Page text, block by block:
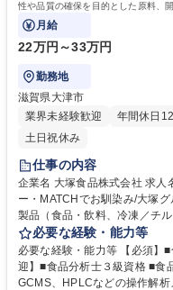
性や品質の確保を目的とした原料、
と品質を両立させる「最後の砦」とし
月給
22万円～33万円
勤務地
滋賀県大津市
業界未経験歓迎
年間休日
土日祝休み
仕事の内容
企業名 大塚食品株式会社 求人名 【滋賀/理化学分析スタッフ】ボンカレ
ー・MATCHでお馴染み/大塚グループの中核 仕事の
製品（食品・飲料、冷凍／チ
や品質の確保を目的とした原
製品の安全性と品質を両立させる「最
く判断でブランド価値を守る
成分分析（３大栄養素、食物
必要な経験・能力等
必要な経験・能力等 【必須】
迎】■食品分析士３級資格 ■食
GCMS、HPLCなどの操作解析メソッド開発経